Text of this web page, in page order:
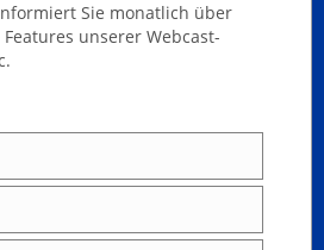
PACK
Sie monatlich über
unserer Webcast-